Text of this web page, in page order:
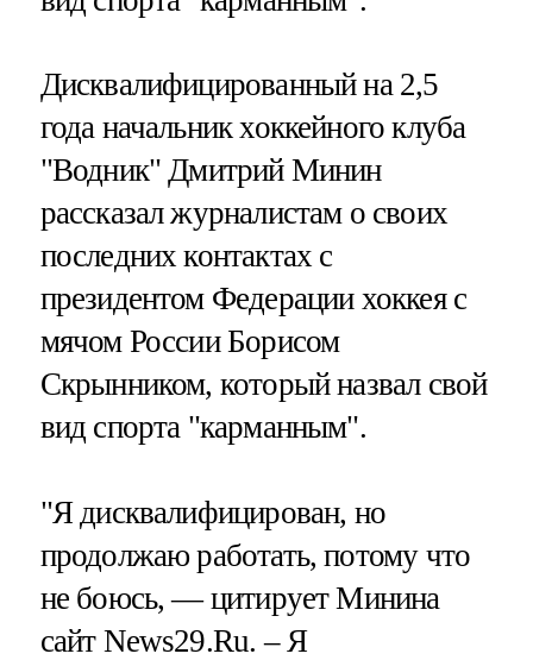
Дисквалифицированный на 2,5
года начальник хоккейного клуба
"Водник" Дмитрий Минин
рассказал журналистам о своих
последних контактах с
президентом Федерации хоккея с
мячом России Борисом
Скрынником, который назвал свой
вид спорта "карманным".
"Я дисквалифицирован, но
продолжаю работать, потому что
не боюсь, — цитирует Минина
сайт News29.Ru. – Я